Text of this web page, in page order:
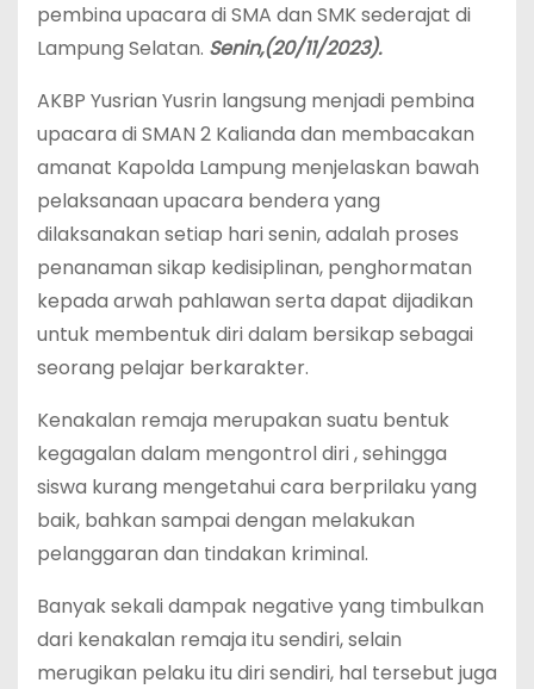
pembina upacara di SMA dan SMK sederajat di
Lampung Selatan. Senin,(20/11/2023).
AKBP Yusrian Yusrin langsung menjadi pembina
upacara di SMAN 2 Kalianda dan membacakan
amanat Kapolda Lampung menjelaskan bawah
pelaksanaan upacara bendera yang
dilaksanakan setiap hari senin, adalah proses
penanaman sikap kedisiplinan, penghormatan
kepada arwah pahlawan serta dapat dijadikan
untuk membentuk diri dalam bersikap sebagai
seorang pelajar berkarakter.
Kenakalan remaja merupakan suatu bentuk
kegagalan dalam mengontrol diri , sehingga
siswa kurang mengetahui cara berprilaku yang
baik, bahkan sampai dengan melakukan
pelanggaran dan tindakan kriminal.
Banyak sekali dampak negative yang timbulkan
dari kenakalan remaja itu sendiri, selain
merugikan pelaku itu diri sendiri, hal tersebut juga